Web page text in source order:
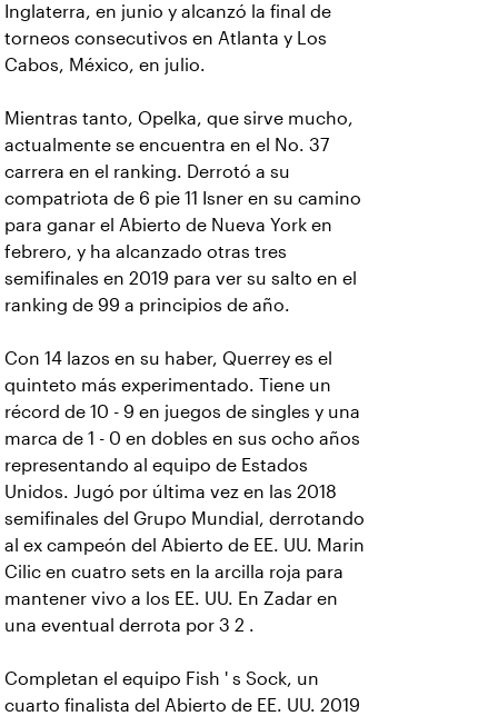
Inglaterra, en junio y alcanzó la final de
torneos consecutivos en Atlanta y Los
Cabos, México, en julio.
Mientras tanto, Opelka, que sirve mucho,
actualmente se encuentra en el No. 37
carrera en el ranking. Derrotó a su
compatriota de 6 pie 11 Isner en su camino
para ganar el Abierto de Nueva York en
febrero, y ha alcanzado otras tres
semifinales en 2019 para ver su salto en el
ranking de 99 a principios de año.
Con 14 lazos en su haber, Querrey es el
quinteto más experimentado. Tiene un
récord de 10 - 9 en juegos de singles y una
marca de 1 - 0 en dobles en sus ocho años
representando al equipo de Estados
Unidos. Jugó por última vez en las 2018
semifinales del Grupo Mundial, derrotando
al ex campeón del Abierto de EE. UU. Marin
Cilic en cuatro sets en la arcilla roja para
mantener vivo a los EE. UU. En Zadar en
una eventual derrota por 3 2 .
Completan el equipo Fish ' s Sock, un
cuarto finalista del Abierto de EE. UU. 2019